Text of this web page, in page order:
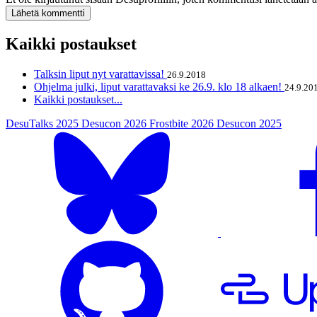
Kaikki postaukset
Talksin liput nyt varattavissa! 26.9.2018
Ohjelma julki, liput varattavaksi ke 26.9. klo 18 alkaen!
Kaikki postaukset...
DesuTalks 2025 Desucon 2026 Frostbite 2026 Desucon 2025